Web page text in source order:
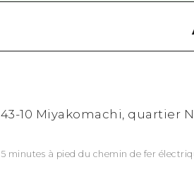
43-10 Miyakomachi, quartier
5 minutes à pied du chemin de fer